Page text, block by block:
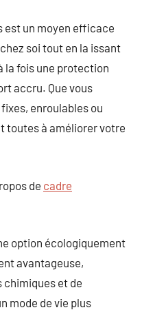
est un moyen efficace
soi tout en la issant
la fois une protection
accru. Que vous
enroulables ou
toutes à améliorer votre
de cadre
option écologiquement
avantageuse,
chimiques et de
mode de vie plus